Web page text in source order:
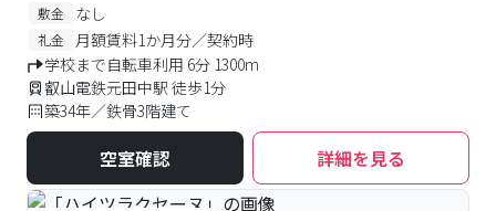
敷金 なし
礼金
月額賃料1か月分／契約時
学校まで自転車利用 6分 1300m
叡山電鉄元田中駅 徒歩1分
築34年／鉄骨3階建て
空室確認 詳細を見る